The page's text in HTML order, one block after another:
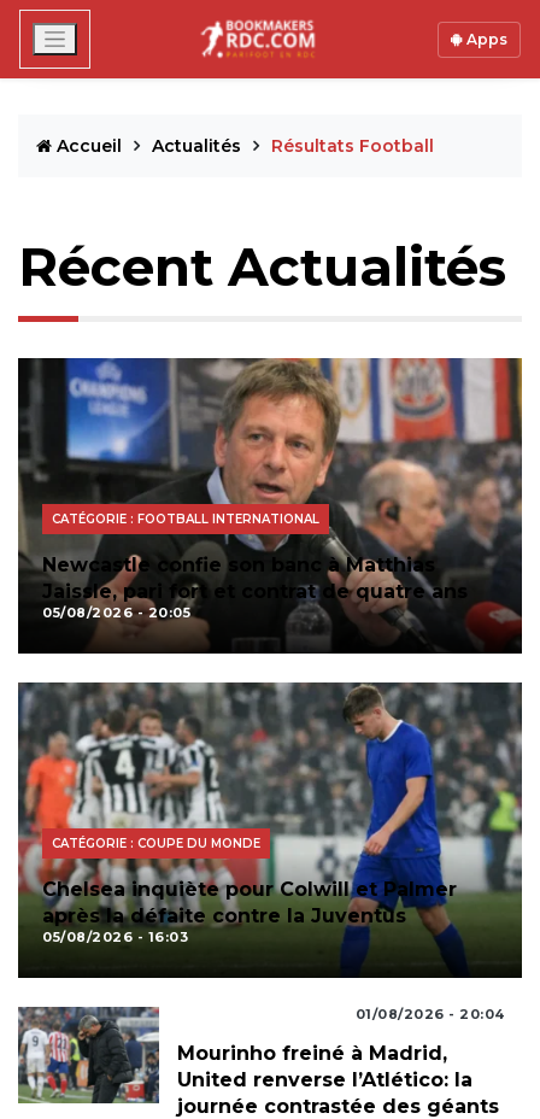
Apps
Accueil Actualités Résultats Football
Récent Actualités
CATÉGORIE : FOOTBALL INTERNATIONAL
Newcastle confie son banc à Matthias
Jaissle, pari fort et contrat de quatre ans
05/08/2026 - 20:05
CATÉGORIE : COUPE DU MONDE
Chelsea inquiète pour Colwill et Palmer
après la défaite contre la Juventus
05/08/2026 - 16:03
01/08/2026 - 20:04
Mourinho freiné à Madrid,
United renverse l’Atlético: la
journée contrastée des géants